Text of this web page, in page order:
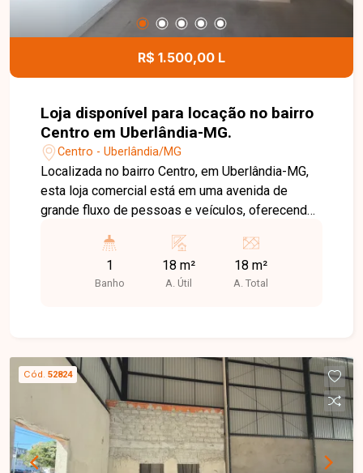
Santa Mônica. Agende uma visita e venha
conhecer todos os detalhes deste imóvel.
R$ 1.500,00 L
Loja disponível para locação no bairro
Centro em Uberlândia-MG.
Centro - Uberlândia/MG
Localizada no bairro Centro, em Uberlândia-MG,
esta loja comercial está em uma avenida de
grande fluxo de pessoas e veículos, oferecendo
região conta com ampla variedade de comércios,
bancos, serviços e fácil acesso, tornando o ponto
estratégico para diversos segmentos
oferecendo praticidade e funcionalidade para
diferentes tipos de atividades. Esta é uma
excelente oportunidade para instalar o seu
negócio em um ponto comercial com ótima
localização no Centro de Uberlândia. Agende uma
visita e venha conhecer todos os detalhes desta
1
Banho
18 m²
A. Útil
18 m²
A. Total
Cód. 52824